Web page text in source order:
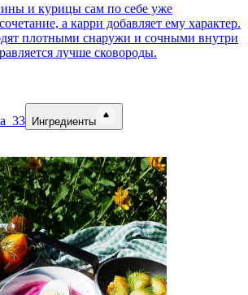
и курицы сам по себе уже
а карри добавляет ему характер.
плотными снаружи и сочными внутри
лучше сковороды.
Ингредиенты